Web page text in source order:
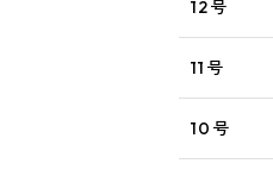
12号
11号
10号